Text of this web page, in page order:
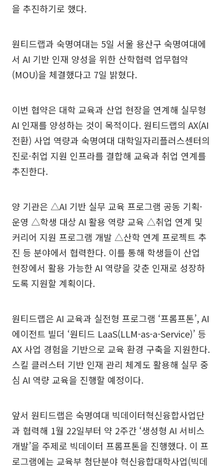
을 추진하기로 했다.
원티드랩과 숙명여대는 5일 서울 용산구 숙명여대에
서 AI 기반 인재 양성을 위한 산학협력 업무협약
(MOU)을 체결했다고 7일 밝혔다.
이번 협약은 대학 교육과 산업 현장을 연계해 실무형
AI 인재를 양성하는 것이 목적이다. 원티드랩의 AX(AI
전환) 사업 역량과 숙명여대 대학일자리플러스센터의
진로·취업 지원 인프라를 결합해 교육과 취업 연계를
추진한다.
양 기관은 △AI 기반 실무 교육 프로그램 공동 기획·
운영 △학생 대상 AI 활용 역량 교육 △취업 연계 및
커리어 지원 프로그램 개발 △산학 연계 프로젝트 추
진 등 분야에서 협력한다. 이를 통해 학생들이 산업
현장에서 활용 가능한 AI 역량을 갖춘 인재로 성장하
도록 지원할 계획이다.
원티드랩은 AI 교육과 실전형 프로그램 ‘프롬프톤’, AI
에이전트 빌더 ‘원티드 LaaS(LLM-as-a-Service)’ 등
AX 사업 경험을 기반으로 교육 환경 구축을 지원한다.
스킬 클러스터 기반 인재 관리 체계도 활용해 실무 중
심 AI 역량 교육을 진행할 예정이다.
앞서 원티드랩은 숙명여대 빅데이터혁신융합사업단
과 협력해 1월 22일부터 약 2주간 ‘생성형 AI 서비스
개발’을 주제로 빅데이터 프롬프톤을 진행했다. 이 프
로그램에는 교육부 첨단분야 혁신융합대학사업(빅데